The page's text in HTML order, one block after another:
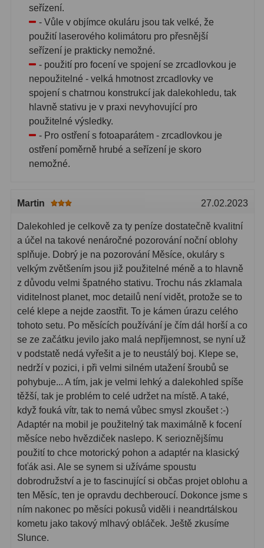
seřízení.
- Vůle v objímce okuláru jsou tak velké, že
použití laserového kolimátoru pro přesnější
seřízení je prakticky nemožné.
- použití pro focení ve spojení se zrcadlovkou je
nepoužitelné - velká hmotnost zrcadlovky ve
spojení s chatrnou konstrukcí jak dalekohledu, tak
hlavně stativu je v praxi nevyhovující pro
použitelné výsledky.
- Pro ostření s fotoaparátem - zrcadlovkou je
ostření poměrně hrubé a seřízení je skoro
nemožné.
Martin 27.02.2023
Dalekohled je celkově za ty peníze dostatečně kvalitní
a účel na takové nenáročné pozorování noční oblohy
splňuje. Dobrý je na pozorování Měsíce, okuláry s
velkým zvětšením jsou již použitelné méně a to hlavně
z důvodu velmi špatného stativu. Trochu nás zklamala
viditelnost planet, moc detailů není vidět, protože se to
celé klepe a nejde zaostřit. To je kámen úrazu celého
tohoto setu. Po měsících používání je čím dál horší a co
se ze začátku jevilo jako malá nepříjemnost, se nyní už
v podstatě nedá vyřešit a je to neustálý boj. Klepe se,
nedrží v pozici, i při velmi silném utažení šroubů se
pohybuje... A tím, jak je velmi lehký a dalekohled spíše
těžší, tak je problém to celé udržet na místě. A také,
když fouká vítr, tak to nemá vůbec smysl zkoušet :-)
Adaptér na mobil je použitelný tak maximálně k focení
měsíce nebo hvězdiček naslepo. K serioznějšímu
použití to chce motorický pohon a adaptér na klasický
foťák asi. Ale se synem si užíváme spoustu
dobrodružství a je to fascinující si občas projet oblohu a
ten Měsíc, ten je opravdu dechberoucí. Dokonce jsme s
ním nakonec po měsíci pokusů viděli i neandrtálskou
kometu jako takový mlhavý obláček. Ještě zkusíme
Slunce.